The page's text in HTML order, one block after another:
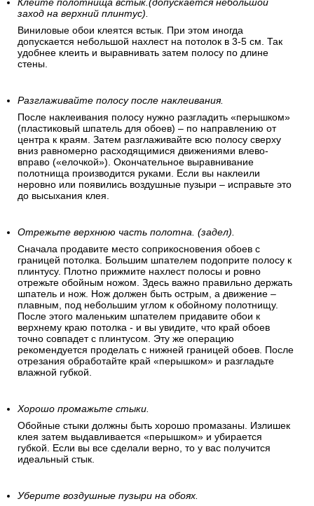
Клейте полотнища встык.(допускается небольшой
заход на верхний плинтус).
Виниловые обои клеятся встык. При этом иногда
допускается небольшой нахлест на потолок в 3-5 см. Так
удобнее клеить и выравнивать затем полосу по длине
стены.
Разглаживайте полосу после наклеивания.
После наклеивания полосу нужно разгладить «перышком»
(пластиковый шпатель для обоев) – по направлению от
центра к краям. Затем разглаживайте всю полосу сверху
вниз равномерно расходящимися движениями влево-
вправо («елочкой»). Окончательное выравнивание
полотнища производится руками. Если вы наклеили
неровно или появились воздушные пузыри – исправьте это
до высыхания клея.
Отрежьте верхнюю часть полотна. (задел).
Сначала продавите место соприкосновения обоев с
границей потолка. Большим шпателем подоприте полосу к
плинтусу. Плотно прижмите нахлест полосы и ровно
отрежьте обойным ножом. Здесь важно правильно держать
шпатель и нож. Нож должен быть острым, а движение –
плавным, под небольшим углом к обойному полотнищу.
После этого маленьким шпателем придавите обои к
верхнему краю потолка - и вы увидите, что край обоев
точно совпадет с плинтусом. Эту же операцию
рекомендуется проделать с нижней границей обоев. После
отрезания обработайте край «перышком» и разгладьте
влажной губкой.
Хорошо промажьте стыки.
Обойные стыки должны быть хорошо промазаны. Излишек
клея затем выдавливается «перышком» и убирается
губкой. Если вы все сделали верно, то у вас получится
идеальный стык.
Уберите воздушные пузыри на обоях.